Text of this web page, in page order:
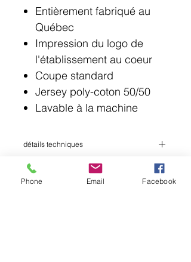
Entièrement fabriqué au
Québec
Impression du logo de
l'établissement au coeur
Coupe standard
Jersey poly-coton 50/50
Lavable à la machine
détails techniques
Lavable à l'eau froide
Sécher à plat afin d'augmenter la durée
de vie
Phone Email Facebook